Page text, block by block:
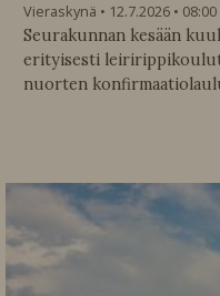
Vieraskynä 12.7.2026
08:00
Seurakunnan kesään
erityisesti
nuorten